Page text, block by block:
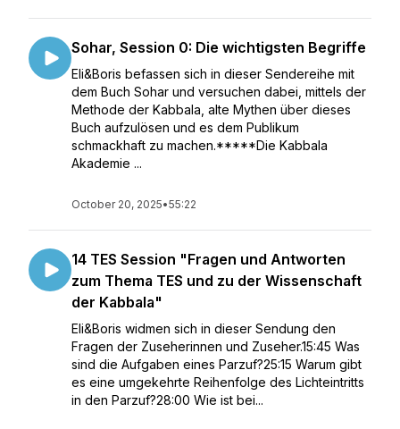
Sohar, Session 0: Die wichtigsten Begriffe
Eli&Boris befassen sich in dieser Sendereihe mit
dem Buch Sohar und versuchen dabei, mittels der
Methode der Kabbala, alte Mythen über dieses
Buch aufzulösen und es dem Publikum
schmackhaft zu machen.*****Die Kabbala
Akademie ...
October 20, 2025•55:22
14 TES Session "Fragen und Antworten
zum Thema TES und zu der Wissenschaft
der Kabbala"
Eli&Boris widmen sich in dieser Sendung den
Fragen der Zuseherinnen und Zuseher.15:45 Was
sind die Aufgaben eines Parzuf?25:15 Warum gibt
es eine umgekehrte Reihenfolge des Lichteintritts
in den Parzuf?28:00 Wie ist bei...